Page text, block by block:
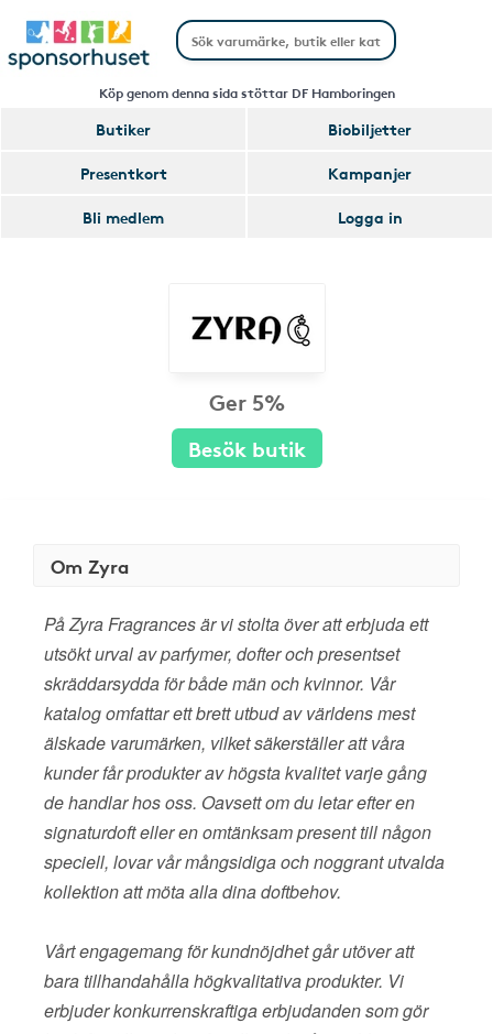
Köp genom denna sida stöttar DF Hamboringen
Butiker
Biobiljetter
Presentkort
Kampanjer
Bli medlem
Logga in
Ger 5%
Besök butik
Om Zyra
På Zyra Fragrances är vi stolta över att erbjuda ett
utsökt urval av parfymer, dofter och presentset
skräddarsydda för både män och kvinnor. Vår
katalog omfattar ett brett utbud av världens mest
älskade varumärken, vilket säkerställer att våra
kunder får produkter av högsta kvalitet varje gång
de handlar hos oss. Oavsett om du letar efter en
signaturdoft eller en omtänksam present till någon
speciell, lovar vår mångsidiga och noggrant utvalda
kollektion att möta alla dina doftbehov.
Vårt engagemang för kundnöjdhet går utöver att
bara tillhandahålla högkvalitativa produkter. Vi
erbjuder konkurrenskraftiga erbjudanden som gör